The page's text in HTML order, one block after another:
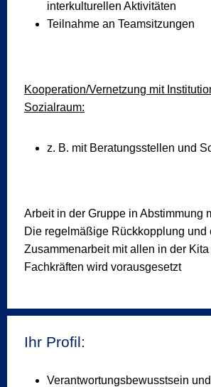
interkulturellen Aktivitäten
Teilnahme an Teamsitzungen
Kooperation/Vernetzung mit
Sozialraum:
z. B. mit Beratungsstellen und
Arbeit in der Gruppe in Abstimmung
Die regelmäßige Rückkopplung und
Zusammenarbeit mit allen in der Kita
Fachkräften wird vorausgesetzt
Ihr Profil:
Verantwortungsbewusstsein und